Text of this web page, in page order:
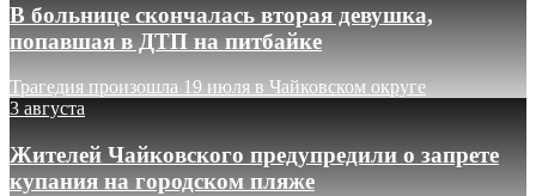
В больнице скончалась вторая девушка,
попавшая в ДТП на питбайке
Трагедия произошла 19 июля в Чайковском округе
3 августа
Жителей Чайковского предупредили о запрете
купания на городском пляже